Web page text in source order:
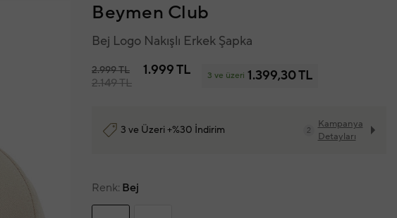
Beymen Club
Bej Logo Nakışlı Erkek Şapka
2.999 TL
2.149 TL
1.999 TL 3 ve üzeri 1.399,30 TL
3 ve Üzeri +%30 İndirim 2
Kampanya
Detayları
Renk Bej